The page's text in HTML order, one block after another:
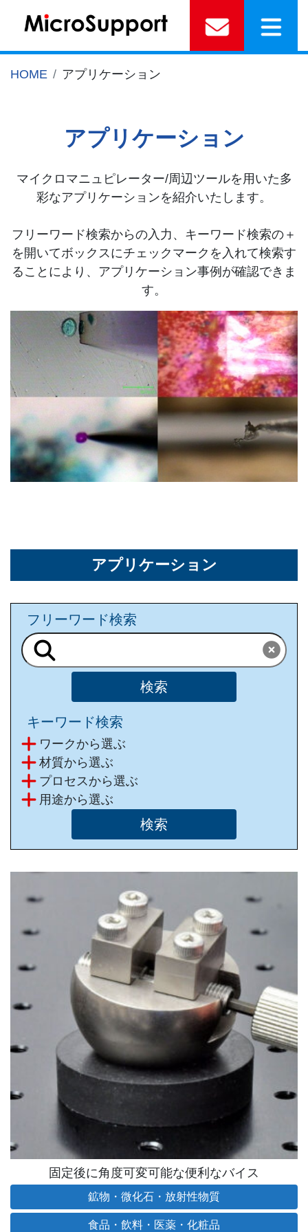
HOME アプリケーション
アプリケーション
マイクロマニュピレーター/周辺ツールを用いた多
彩なアプリケーションを紹介いたします。
フリーワード検索からの入力、キーワード検索の＋
を開いてボックスにチェックマークを入れて検索す
ることにより、アプリケーション事例が確認できま
す。
アプリケーション
フリーワード検索
キーワード検索
ワークから選ぶ
材質から選ぶ
プロセスから選ぶ
⽤途から選ぶ
固定後に角度可変可能な便利なバイス
鉱物・微化石・放射性物質
食品・飲料・医薬・化粧品